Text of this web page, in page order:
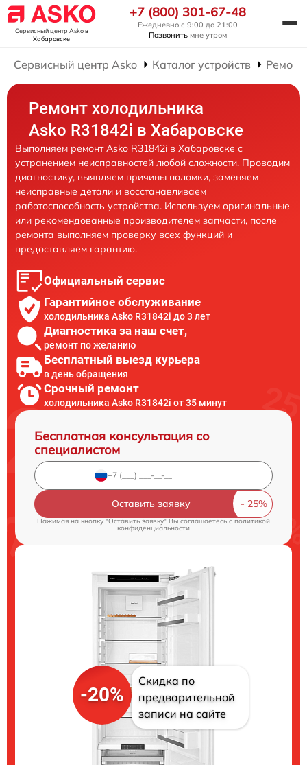
Сервисный центр Askoв
Хабаровске
+7 (800) 301-67-48
Ежедневно с 9:00 до 21:00
Позвонить мне утром
Сервисный центр Asko Каталог устройств
Ремонт холодильника
Asko R31842i в Хабаровске
Выполняем ремонт Asko R31842i в Хабаровске с
устранением неисправностей любой сложности. Проводим
диагностику, выявляем причины поломки, заменяем
неисправные детали и восстанавливаем
работоспособность устройства. Используем оригинальные
или рекомендованные производителем запчасти, после
ремонта выполняем проверку всех функций и
предоставляем гарантию.
Официальный сервис
Гарантийное обслуживание
холодильника Asko R31842i до 3 лет
Диагностика за наш счет,
ремонт по желанию
Бесплатный выезд курьера
в день обращения
Срочный ремонт
холодильника Asko R31842i от 35 минут
Бесплатная консультация со
специалистом
Оставить заявку
Нажимая на кнопку "Оставить заявку" Вы соглашаетесь cполитикой
конфиденциальности
-20%
Скидка по
предварительной
записи на сайте